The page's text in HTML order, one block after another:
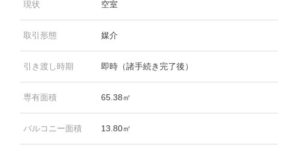
現状 空室
取引形態 媒介
引き渡し時期 即時（諸手続き完了後）
専有面積 65.38㎡
バルコニー面積 13.80㎡